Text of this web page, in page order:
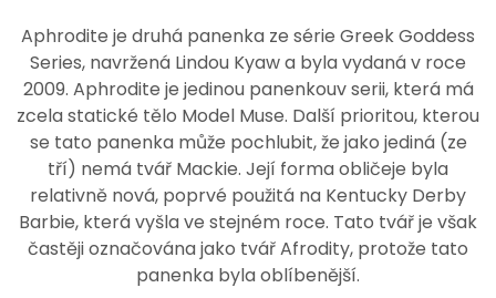
Aphrodite je druhá panenka ze série Greek Goddess
Series, navržená Lindou Kyaw a byla vydaná v roce
2009. Aphrodite je jedinou panenkouv serii, která má
zcela statické tělo Model Muse. Další prioritou, kterou
se tato panenka může pochlubit, že jako jediná (ze
tří) nemá tvář Mackie. Její forma obličeje byla
relativně nová, poprvé použitá na Kentucky Derby
Barbie, která vyšla ve stejném roce. Tato tvář je však
častěji označována jako tvář Afrodity, protože tato
panenka byla oblíbenější.